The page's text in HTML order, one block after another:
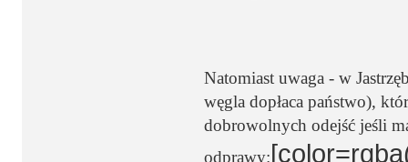
Natomiast uwaga - w
węgla dopłaca państwo),
dobrowolnych odejść jeśli
odprawy: